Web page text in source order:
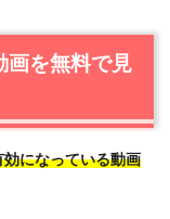
宅配レンタルで楽
画を無料で見
になっている動画